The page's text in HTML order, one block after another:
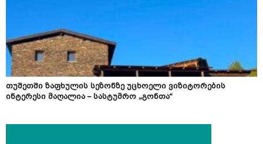
თუშეთში ზაფხულის სეზონზე უცხოელი ვიზიტორების
ინტერესი მაღალია – სასტუმრო „გონთა“